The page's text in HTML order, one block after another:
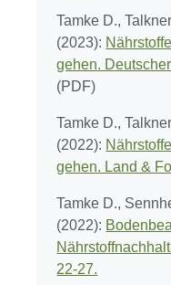
Tamke D.,
(2023):
gehen.
(PDF)
Tamke D.,
(2022):
gehen. Land &
Tamke D.,
(2022):
22-27.